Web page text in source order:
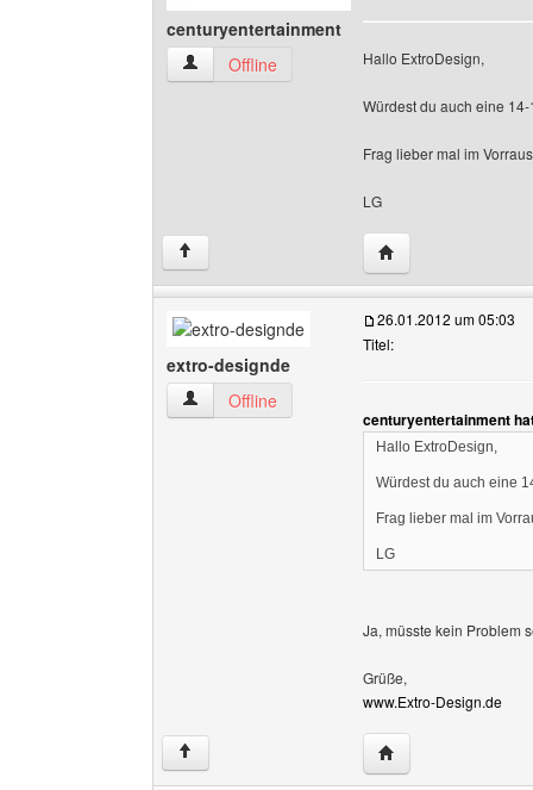
centuryentertainment
centuryentertainment Benutzer-Profile
Offline Hallo ExtroDesign,
Würdest du auch eine
Frag lieber mal im
LG
↑ Website dieses
extro-designde
extro-designde Benutzer-Profile anzeigen
Offline
26.01.2012 um 05:03
Titel:
centuryentertainment
Hallo ExtroDesign,
Würdest du auch eine
Frag lieber mal im
LG
Ja, müsste kein Problem
Grüße,
www.Extro-Design.de
↑ Website dieses